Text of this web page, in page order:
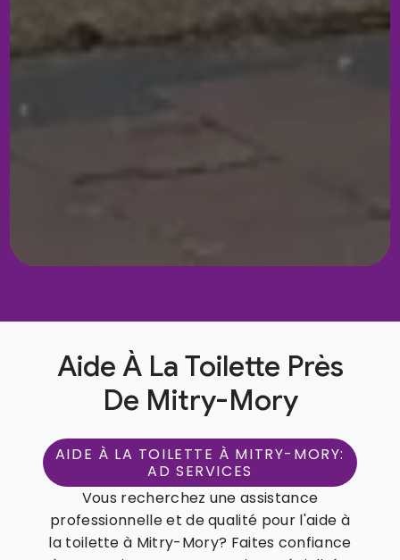
Aide À La Toilette Près
De Mitry-Mory
AIDE À LA TOILETTE À MITRY-MORY:
AD SERVICES
Vous recherchez une assistance
professionnelle et de qualité pour l'aide à
la toilette à Mitry-Mory? Faites confiance